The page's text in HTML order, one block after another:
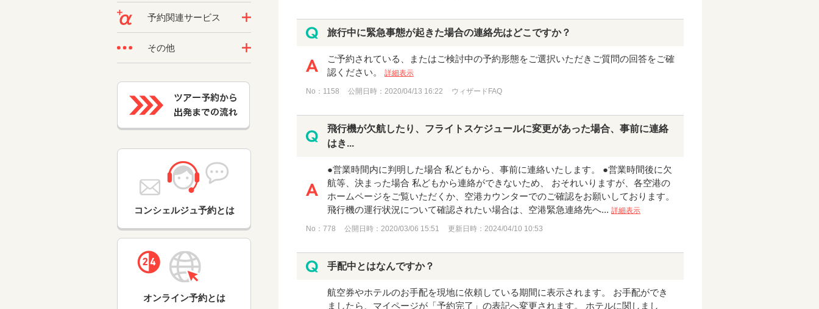
予約関連サービス
その他
コンシェルジュ予約とは
オンライン予約とは
旅行中に緊急事態が起きた場合の連絡先はどこですか？
ご予約されている、またはご検討中の予約形態をご選択いただきご質問の回答をご確
認ください。
詳細表示
No：1158 公開日時：2020/04/13 16:22 ウィザードFAQ
飛行機が欠航したり、フライトスケジュールに変更があった場合、事前に連絡
はき...
●営業時間内に判明した場合 私どもから、事前に連絡いたします。 ●営業時間後に欠
航等、決まった場合 私どもから連絡ができないため、 おそれいりますが、各空港の
ホームページをご覧いただくか、空港カウンターでのご確認をお願いしております。
飛行機の運行状況について確認されたい場合は、空港緊急連絡先へ... 詳細表示
No：778 公開日時：2020/03/06 15:51 更新日時：2024/04/10 10:53
手配中とはなんですか？
航空券やホテルのお手配を現地に依頼している期間に表示されます。 お手配ができ
ましたら、マイページが「予約完了」の表記へ変更されます。 ホテルに関しまし